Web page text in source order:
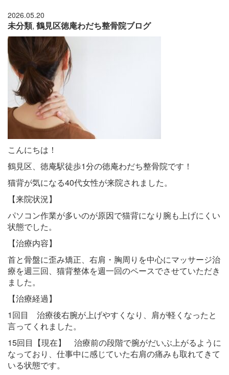
2026.05.20
未分類, 鶴見区徳庵わだち整骨院ブログ
こんにちは！
鶴見区、徳庵駅徒歩1分の徳庵わだち整骨院です！
猫背が気になる40代女性が来院されました。
【来院状況】
パソコン作業が多いのが原因で猫背になり腕も上げにくい
状態でした。
【治療内容】
首と骨盤に歪み矯正、右肩・胸周りを中心にマッサージ治
療を週三回、猫背整体を週一回のペースでさせていただき
ました。
【治療経過】
1回目 治療後右腕が上げやすくなり、肩が軽くなったと
言ってくれました。
15回目【現在】 治療前の段階で腕がだいぶ上がるように
なっており、仕事中に感じていた右肩の痛みも取れてきて
いる状態です。